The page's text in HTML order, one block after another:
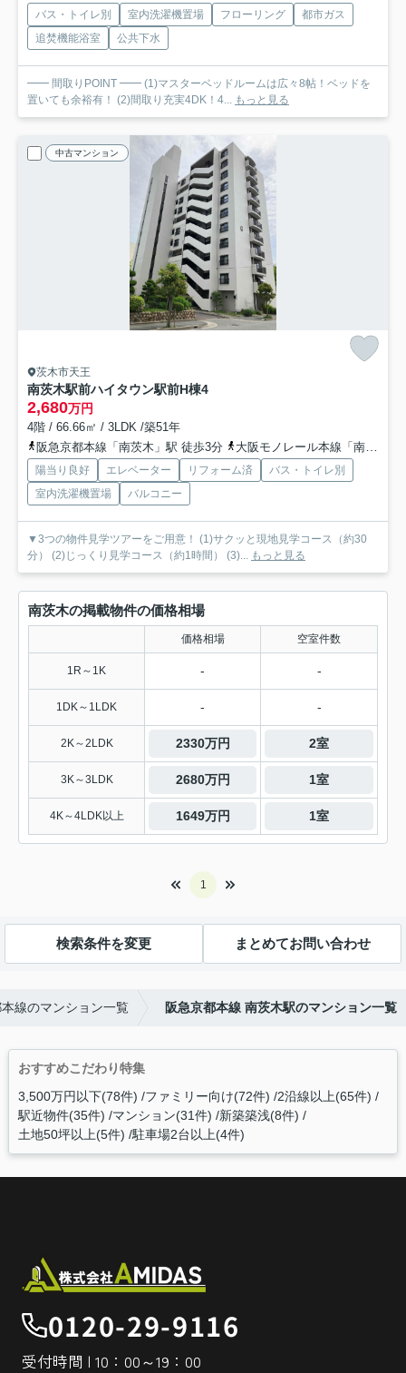
バス・トイレ別 室内洗濯機置場 フローリング
都市ガス
追焚機能浴室
公共下水
━━ 間取りPOINT ━━ (1)マスターベッドルームは広々8帖！ベッドを
置いても余裕有！ (2)間取り充実4DK！4... もっと見る
中古マンション
茨木市天王
南茨木駅前ハイタウン駅前H棟4
2,680万円
4階 / 66.66㎡ / 3LDK /築51年
阪急京都本線「南茨木」駅 徒歩3分
大阪モノレール本線「南茨木」駅 徒歩3分
陽当り良好 エレベーター リフォーム済
バス・トイレ別
室内洗濯機置場
バルコニー
▼3つの物件見学ツアーをご用意！ (1)サクッと現地見学コース（約30
分） (2)じっくり見学コース（約1時間） (3)... もっと見る
南茨木の掲載物件の価格相場
価格相場 空室件数
1R～1K - -
1DK～1LDK - -
2K～2LDK 2330万円 2室
3K～3LDK 2680万円 1室
4K～4LDK以上 1649万円 1室
1
検索条件を変更 まとめてお問い合わせ
線のマンション一覧 阪急京都本線 南茨木駅のマンション一覧
おすすめこだわり特集
3,500万円以下(78件) ファミリー向け(72件) 2沿線以上(65件)
駅近物件(35件) マンション(31件) 新築築浅(8件)
土地50坪以上(5件) 駐車場2台以上(4件)
0120-29-9116
受付時間 | 10：00～19：00